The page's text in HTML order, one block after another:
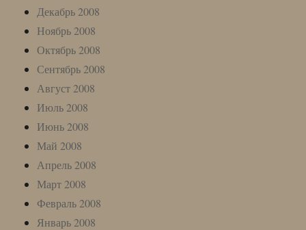
Декабрь 2008
Ноябрь 2008
Октябрь 2008
Сентябрь 2008
Август 2008
Июль 2008
Июнь 2008
Май 2008
Апрель 2008
Март 2008
Февраль 2008
Январь 2008